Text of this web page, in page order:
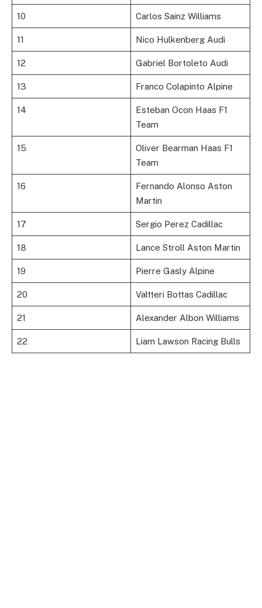
10 Carlos Sainz Williams
11 Nico Hulkenberg Audi
12 Gabriel Bortoleto Audi
13 Franco Colapinto Alpine
14
Esteban Ocon Haas F1
Team
15
Oliver Bearman Haas F1
Team
16
Fernando Alonso Aston
Martin
17 Sergio Perez Cadillac
18 Lance Stroll Aston Martin
19 Pierre Gasly Alpine
20 Valtteri Bottas Cadillac
21 Alexander Albon Williams
22 Liam Lawson Racing Bulls